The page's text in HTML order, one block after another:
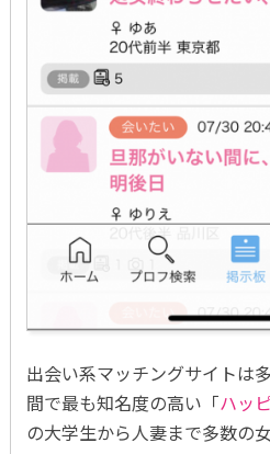
出会い系マッチングサイトは
間で最も知名度の高い「ハッ
の大学生から人妻まで多数の